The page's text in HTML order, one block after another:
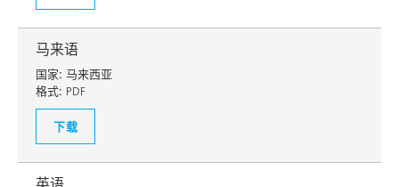
马来语
国家: 马来西亚
格式: PDF
下载
英语